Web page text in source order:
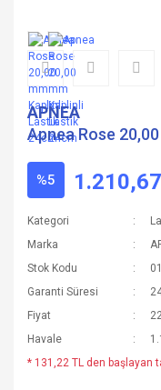
APNEA
Apnea Rose
%5
Kategori
Marka
Stok Kodu
Garanti Süresi
Fiyat
Havale
* 131,22 TL den başlayan